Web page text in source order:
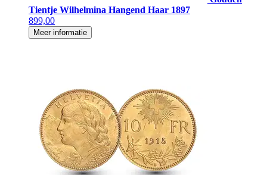
Tientje Wilhelmina Hangend Haar 1897
899,00
Meer informatie